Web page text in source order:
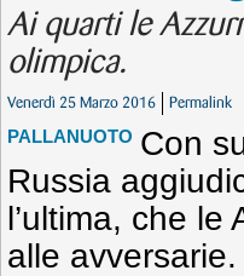
Ai quarti le
olimpica.
Venerdì 25 Marzo 2016 Permalink
PALLANUOTO Con
Russia
l’ultima, che
alle avversarie.